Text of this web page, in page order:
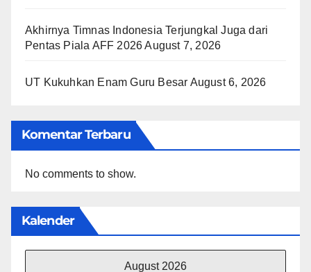
Akhirnya Timnas Indonesia Terjungkal Juga dari
Pentas Piala AFF 2026 August 7, 2026
UT Kukuhkan Enam Guru Besar August 6, 2026
Komentar Terbaru
No comments to show.
Kalender
August 2026